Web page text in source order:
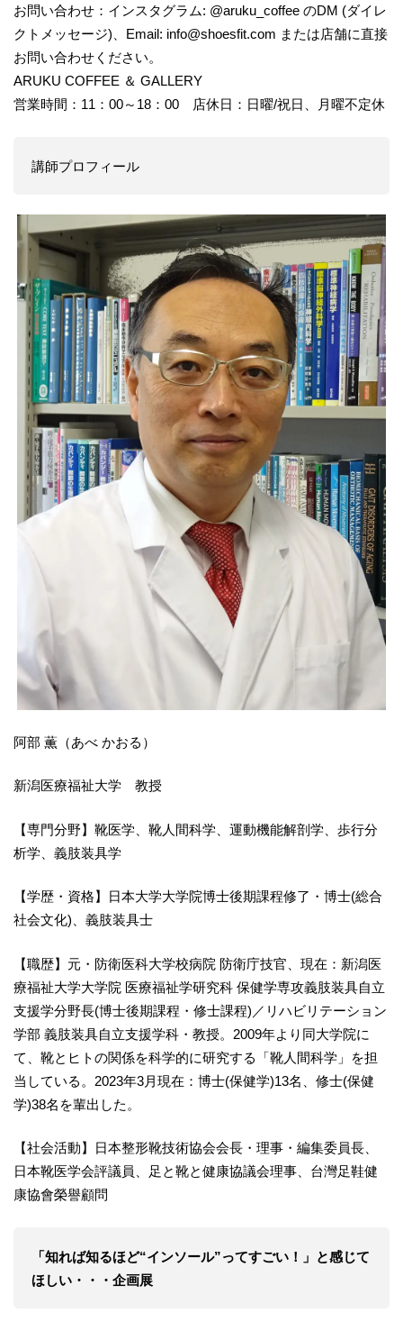
お問い合わせ：インスタグラム: @aruku_coffee のDM (ダイレ
クトメッセージ)、Email: info@shoesfit.com または店舗に直接
お問い合わせください。
ARUKU COFFEE ＆ GALLERY
営業時間：11：00～18：00 店休日：日曜/祝日、月曜不定休
講師プロフィール
阿部 薫（あべ かおる）
新潟医療福祉大学 教授
【専門分野】靴医学、靴人間科学、運動機能解剖学、歩行分
析学、義肢装具学
【学歴・資格】日本大学大学院博士後期課程修了・博士(総合
社会文化)、義肢装具士
【職歴】元・防衛医科大学校病院 防衛庁技官、現在：新潟医
療福祉大学大学院 医療福祉学研究科 保健学専攻義肢装具自立
支援学分野長(博士後期課程・修士課程)／リハビリテーション
学部 義肢装具自立支援学科・教授。2009年より同大学院に
て、靴とヒトの関係を科学的に研究する「靴人間科学」を担
当している。2023年3月現在：博士(保健学)13名、修士(保健
学)38名を輩出した。
【社会活動】日本整形靴技術協会会長・理事・編集委員長、
日本靴医学会評議員、足と靴と健康協議会理事、台灣足鞋健
康協會榮譽顧問
「知れば知るほど“インソール”ってすごい！」と感じて
ほしい・・・企画展